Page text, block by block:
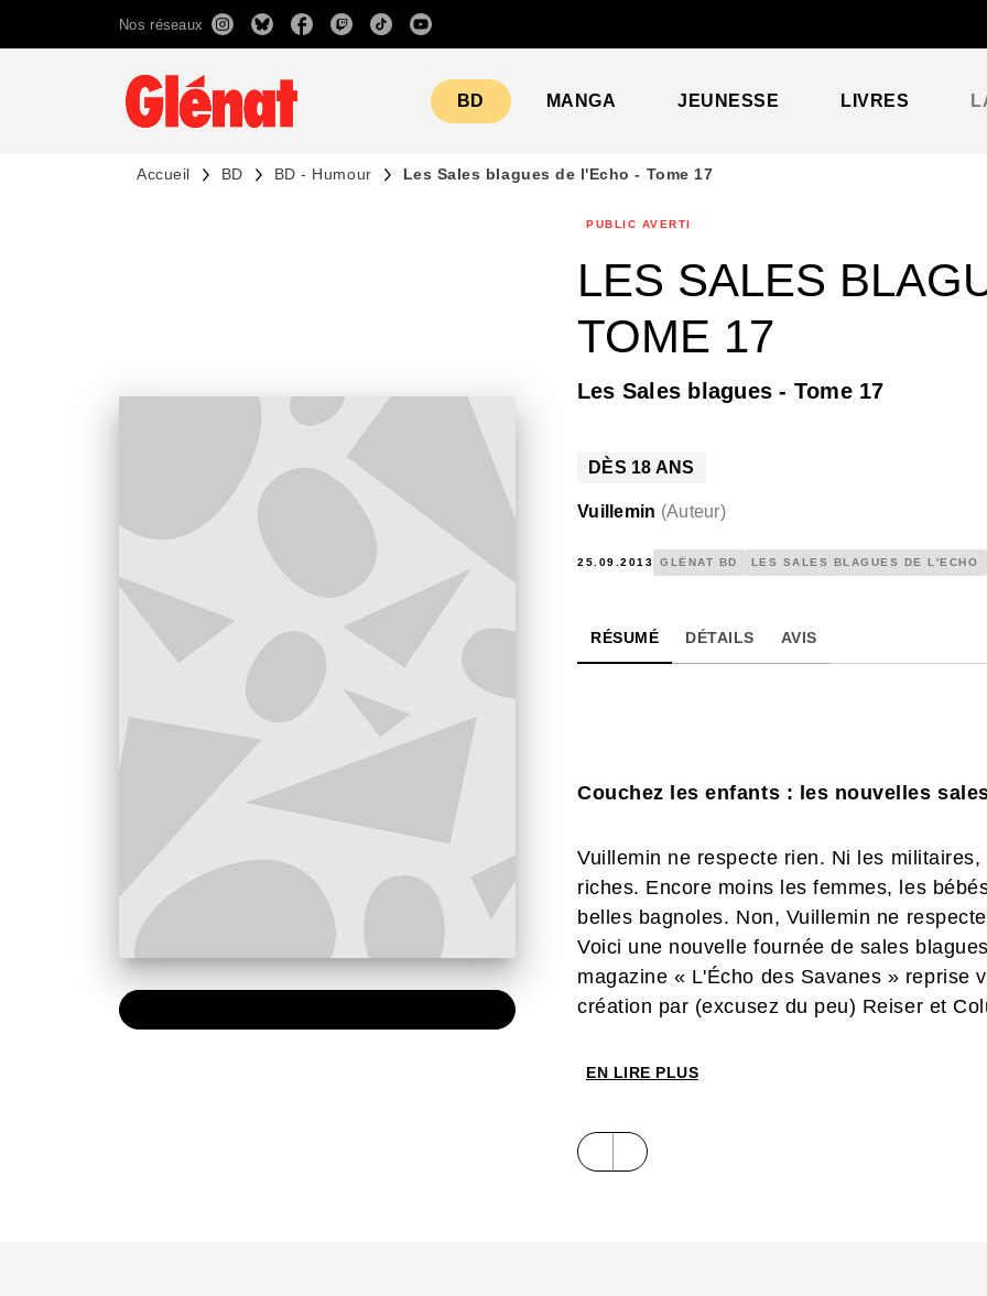
RECHERCHE CONTENU
Nos réseaux
BD MANGA JEUNESSE LIVRES
Accueil BD BD - Humour Les Sales blagues de l'Echo - Tome 17
PUBLIC AVERTI
LES SALES
TOME 17
Les Sales blagues - Tome 17
DÈS 18 ANS
Vuillemin (Auteur)
25.09.2013 GLÉNAT BD LES SALES BLAGUES DE L'ECHO
RÉSUMÉ DÉTAILS AVIS
Couchez les enfants : les nouvelles
Vuillemin ne respecte rien. Ni les
riches. Encore moins les femmes, les
belles bagnoles. Non, Vuillemin ne
Voici une nouvelle fournée de sales
magazine « L'Écho des Savanes » reprise
création par (excusez du peu) Reiser et
EN LIRE PLUS